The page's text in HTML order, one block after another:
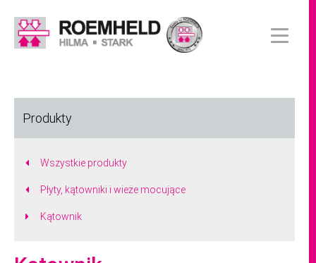
Produkty
Wszystkie produkty
Płyty, kątowniki i wieże mocujące
Kątownik